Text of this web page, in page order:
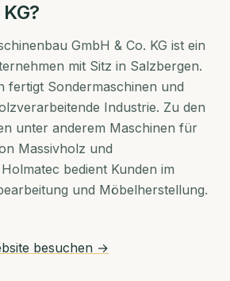
?
GmbH & Co. KG ist ein
mit Sitz in Salzbergen.
fertigt Sondermaschinen und
Industrie. Zu den
unter anderem Maschinen für
Massivholz und
bedient Kunden im
und Möbelherstellung.
besuchen →